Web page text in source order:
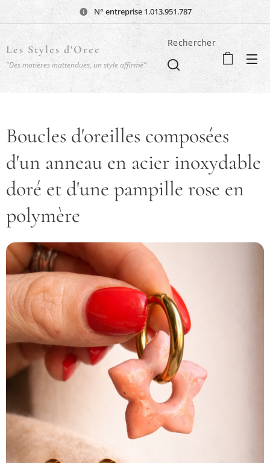
N° entreprise 1.013.951.787
Les Styles d'Oree
"Des matières inattendues, un style affirmé"
Rechercher
Boucles d'oreilles composées
d'un anneau en acier inoxydable
doré et d'une pampille rose en
polymère